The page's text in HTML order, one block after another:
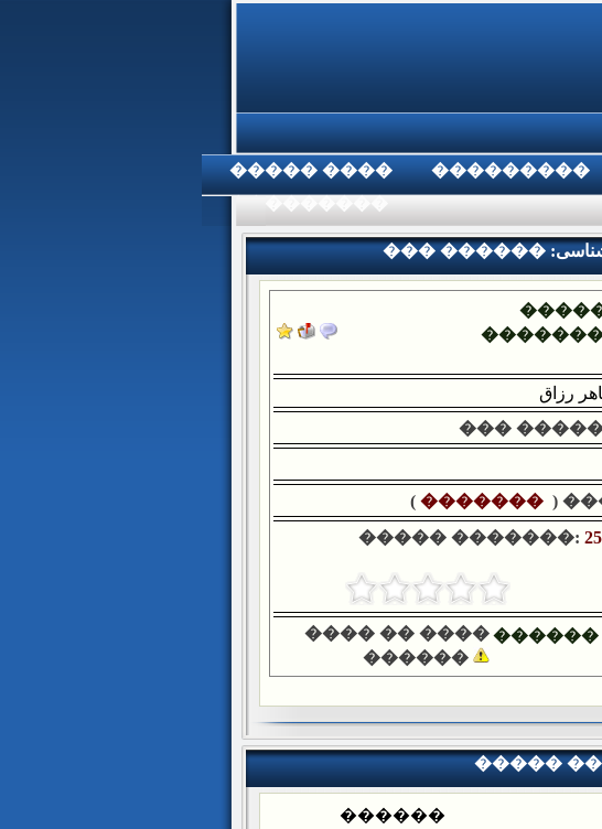
���� ����� ���������
شناسی
رزاق
���
�������
)
����� �������:
���� �� ����
������
������
�����
������